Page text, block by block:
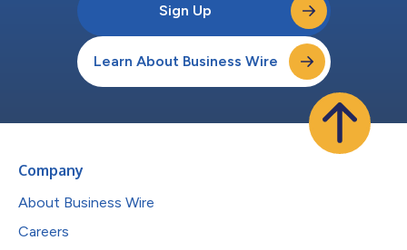
Sign Up
Learn About Business Wire
Company
About Business Wire
Careers